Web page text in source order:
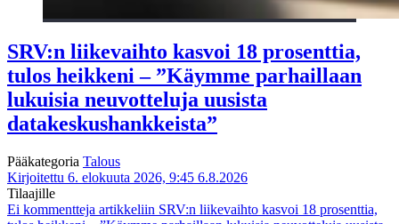
SRV:n liikevaihto kasvoi 18 prosenttia,
tulos heikkeni – ”Käymme parhaillaan
lukuisia neuvotteluja uusista
datakeskushankkeista”
Pääkategoria Talous
Kirjoitettu 6. elokuuta 2026, 9:45 6.8.2026
Tilaajille
Ei kommentteja artikkeliin SRV:n liikevaihto kasvoi 18 prosenttia,